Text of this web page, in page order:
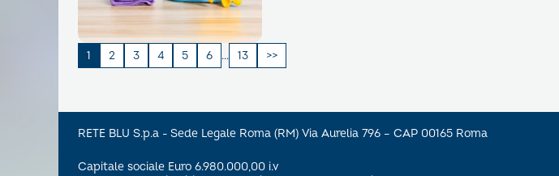
Paginazione
articoli
1 2 3 4 5 6 … 13
RETE BLU S.p.a - Sede Legale Roma (RM) Via Aurelia 796 – CAP 00165 Roma
Capitale sociale Euro 6.980.000,00 i.v